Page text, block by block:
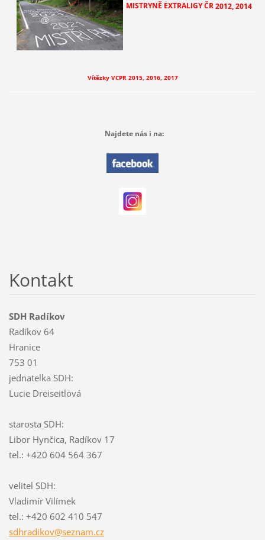
MISTRYNĚ EXTRALIGY ČR2012, 2014
Vítězky VCPR 2015, 2016, 2017
Najdete nás i na:
Kontakt
SDH Radíkov
Radíkov 64
Hranice
753 01
jednatelka SDH:
Lucie Dreiseitlová
starosta SDH:
Libor Hynčica, Radíkov 17
tel.: +420 604 564 367
velitel SDH:
Vladimír Vilímek
tel.: +420 602 410 547
sdhradikov@seznam.cz